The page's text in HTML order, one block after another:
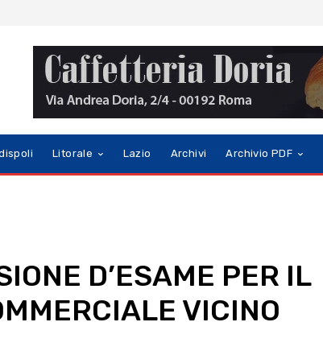
Litorale Lazio Archivi Archivio PDF
D’ESAME PER IL
VICINO